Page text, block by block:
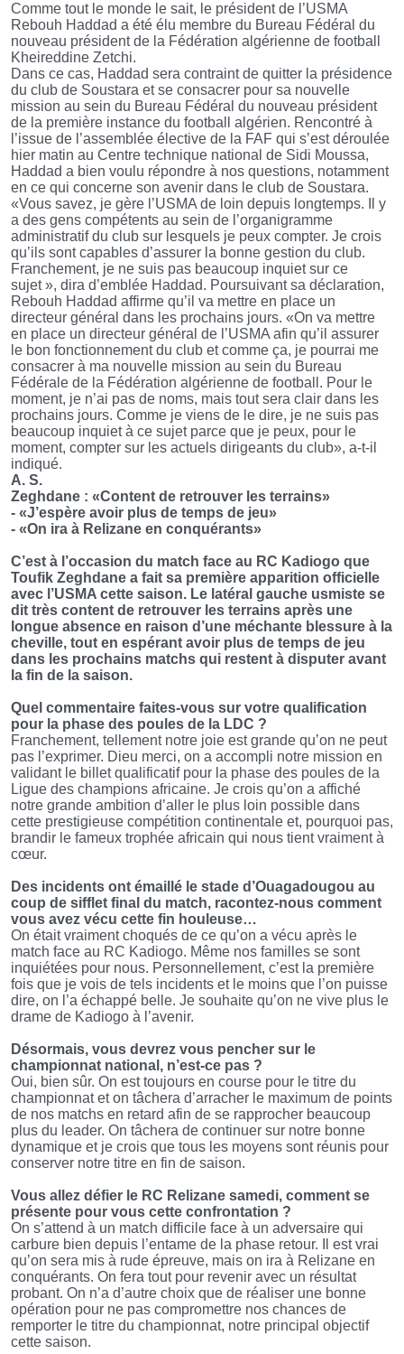
Comme tout le monde le sait, le président de l’USMA
Rebouh Haddad a été élu membre du Bureau Fédéral du
nouveau président de la Fédération algérienne de football
Kheireddine Zetchi.
Dans ce cas, Haddad sera contraint de quitter la présidence
du club de Soustara et se consacrer pour sa nouvelle
mission au sein du Bureau Fédéral du nouveau président
de la première instance du football algérien. Rencontré à
l’issue de l’assemblée élective de la FAF qui s’est déroulée
hier matin au Centre technique national de Sidi Moussa,
Haddad a bien voulu répondre à nos questions, notamment
en ce qui concerne son avenir dans le club de Soustara.
«Vous savez, je gère l’USMA de loin depuis longtemps. Il y
a des gens compétents au sein de l’organigramme
administratif du club sur lesquels je peux compter. Je crois
qu’ils sont capables d’assurer la bonne gestion du club.
Franchement, je ne suis pas beaucoup inquiet sur ce
sujet », dira d’emblée Haddad. Poursuivant sa déclaration,
Rebouh Haddad affirme qu’il va mettre en place un
directeur général dans les prochains jours. «On va mettre
en place un directeur général de l’USMA afin qu’il assurer
le bon fonctionnement du club et comme ça, je pourrai me
consacrer à ma nouvelle mission au sein du Bureau
Fédérale de la Fédération algérienne de football. Pour le
moment, je n’ai pas de noms, mais tout sera clair dans les
prochains jours. Comme je viens de le dire, je ne suis pas
beaucoup inquiet à ce sujet parce que je peux, pour le
moment, compter sur les actuels dirigeants du club», a-t-il
indiqué.
A. S.
Zeghdane : «Content de retrouver les terrains»
- «J’espère avoir plus de temps de jeu»
- «On ira à Relizane en conquérants»
C’est à l’occasion du match face au RC Kadiogo que
Toufik Zeghdane a fait sa première apparition officielle
avec l’USMA cette saison. Le latéral gauche usmiste se
dit très content de retrouver les terrains après une
longue absence en raison d’une méchante blessure à la
cheville, tout en espérant avoir plus de temps de jeu
dans les prochains matchs qui restent à disputer avant
la fin de la saison.
Quel commentaire faites-vous sur votre qualification
pour la phase des poules de la LDC ?
Franchement, tellement notre joie est grande qu’on ne peut
pas l’exprimer. Dieu merci, on a accompli notre mission en
validant le billet qualificatif pour la phase des poules de la
Ligue des champions africaine. Je crois qu’on a affiché
notre grande ambition d’aller le plus loin possible dans
cette prestigieuse compétition continentale et, pourquoi pas,
brandir le fameux trophée africain qui nous tient vraiment à
cœur.
Des incidents ont émaillé le stade d’Ouagadougou au
coup de sifflet final du match, racontez-nous comment
vous avez vécu cette fin houleuse…
On était vraiment choqués de ce qu’on a vécu après le
match face au RC Kadiogo. Même nos familles se sont
inquiétées pour nous. Personnellement, c’est la première
fois que je vois de tels incidents et le moins que l’on puisse
dire, on l’a échappé belle. Je souhaite qu’on ne vive plus le
drame de Kadiogo à l’avenir.
Désormais, vous devrez vous pencher sur le
championnat national, n’est-ce pas ?
Oui, bien sûr. On est toujours en course pour le titre du
championnat et on tâchera d’arracher le maximum de points
de nos matchs en retard afin de se rapprocher beaucoup
plus du leader. On tâchera de continuer sur notre bonne
dynamique et je crois que tous les moyens sont réunis pour
conserver notre titre en fin de saison.
Vous allez défier le RC Relizane samedi, comment se
présente pour vous cette confrontation ?
On s’attend à un match difficile face à un adversaire qui
carbure bien depuis l’entame de la phase retour. Il est vrai
qu’on sera mis à rude épreuve, mais on ira à Relizane en
conquérants. On fera tout pour revenir avec un résultat
probant. On n’a d’autre choix que de réaliser une bonne
opération pour ne pas compromettre nos chances de
remporter le titre du championnat, notre principal objectif
cette saison.